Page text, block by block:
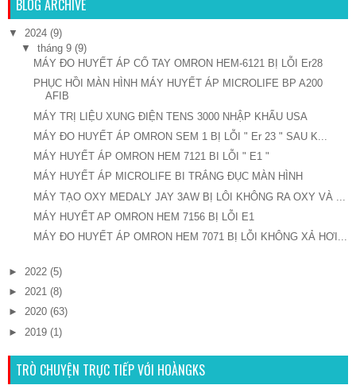
BLOG ARCHIVE
▼ 2024 (9)
▼
tháng 9 (9)
MÁY ĐO HUYẾT ÁP CỔ TAY OMRON HEM-6121 BỊ LỖI Er28
PHỤC HỒI MÀN HÌNH MÁY HUYẾT ÁP MICROLIFE BP A200
AFIB
MÁY TRỊ LIỆU XUNG ĐIỆN TENS 3000 NHẬP KHẨU USA
MÁY ĐO HUYẾT ÁP OMRON SEM 1 BỊ LỖI " Er 23 " SAU K...
MÁY HUYẾT ÁP OMRON HEM 7121 BI LỖI " E1 "
MÁY HUYẾT ÁP MICROLIFE BI TRẮNG ĐỤC MÀN HÌNH
MÁY TẠO OXY MEDALY JAY 3AW BỊ LÔI KHÔNG RA OXY VÀ ...
MÁY HUYẾT AP OMRON HEM 7156 BỊ LỖI E1
MÁY ĐO HUYẾT ÁP OMRON HEM 7071 BỊ LỖI KHÔNG XẢ HƠI...
► 2022 (5)
► 2021 (8)
► 2020 (63)
► 2019 (1)
TRÒ CHUYỆN TRỰC TIẾP VỚI HOÀNGKS